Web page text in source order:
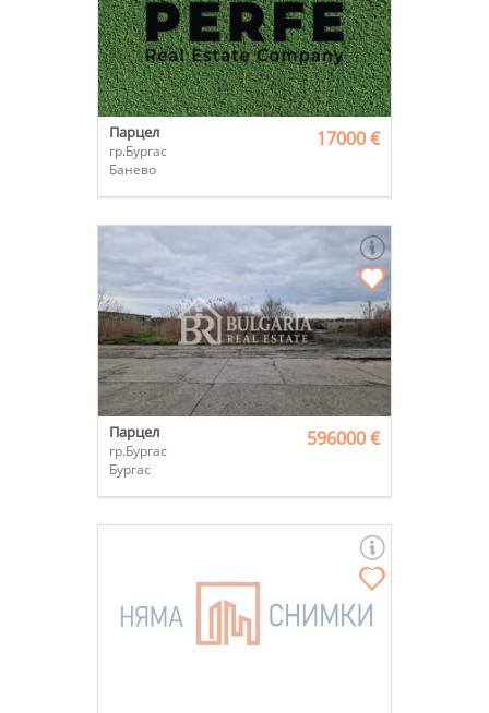
Парцел
гр.Бургас
Банево
17000 €
Парцел
гр.Бургас
Бургас
596000 €